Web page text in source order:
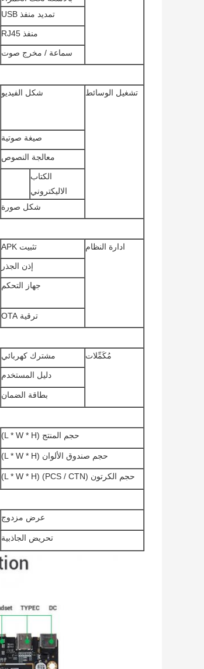
تمديد منفذ USB
منفذ RJ45
سماعة / مخرج صوت
تشغيل الوسائط شكل الفيديو
صيغة صوتية
معالجة النصوص
الكتاب
الاليكتروني
شكل صورة
ادارة النظام تثبيت APK
إذن الجذر
جهاز التحكم
ترقية OTA
مُكَمِّلات مشترك كهربائي
دليل المستخدم
بطاقة الضمان
حجم المنتج (L * W * H)
حجم صندوق الألوان (L * W * H)
حجم الكرتون (PCS / CTN) (L * W * H)
عرض مزدوج
تحريض الجاذبية